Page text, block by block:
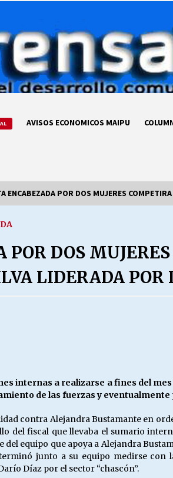
AVISOS ECONOMICOS MAIPU
69 AÑOS
28/07/
Souls
¿Asesores
ENCABEZADA POR DOS MUJERES
POR DOS
LIDERADA POR
internas a realizarse a fines del
de las fuerzas y
contra Alejandra Bustamante en
del fiscal que llevaba el sumario
equipo que apoya a Alejandra
junto a su equipo medirse
Díaz por el sector “chascón”.